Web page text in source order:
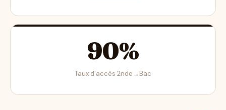
90%
Taux d'accès 2nde→Bac